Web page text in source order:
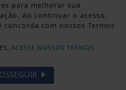
Brasília (DF), o grupo
uma das principais
em cuidados domiciliares
levando estrutura
e equipe multidisciplinar
para melhorar sua
Ao continuar o acesso,
concorda com nossos Termos
ACESSE NOSSOS TERMOS